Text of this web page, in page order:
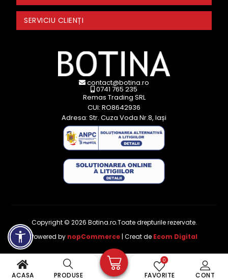
ACASA PRODUSE CONT
FAVORITE
0
SERVICIU CLIENȚI
contact@botina.ro
0741 765 235
Remas Trading SRL
CUI: RO8642936
Adresa: Str. Cuza Voda Nr.8, Iași
Copyright © 2026 Botina.ro.Toate drepturile rezervate.
Powered by nopCommerce | Creat de Ecom Digital